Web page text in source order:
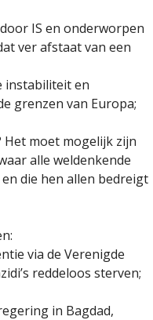
IS en onderworpen
ver afstaat van een
instabiliteit en
grenzen van Europa;
Het moet mogelijk zijn
alle weldenkende
die hen allen bedreigt
via de Verenigde
reddeloos sterven;
in Bagdad,